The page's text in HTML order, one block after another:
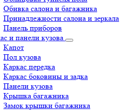
Обивка салона и багажника
Принадлежности салона и зеркала
Панель приборов
и панели кузова
Капот
Пол кузова
Каркас передка
Каркас боковины и задка
Панели кузова
Крышка багажника
Замок крышки багажника